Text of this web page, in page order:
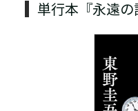
単行本『永遠